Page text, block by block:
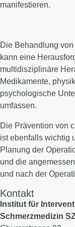
manifestieren.
Die Behandlung
kann eine
multidisziplinäre
Medikamente,
psychologische
umfassen.
Die Prävention von
ist ebenfalls wichtig
Planung der
und die
und nach der
Kontakt
Institut für
Schmerzmedizin